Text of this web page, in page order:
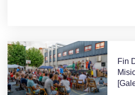
Fin